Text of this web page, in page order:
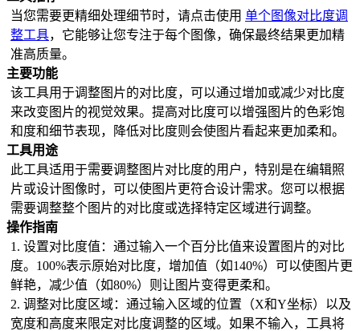
图片水印平铺
合并拼图
当您需要更精细处理细节时，请点击使用 单个图像对比度调
整工具，它能够让您专注于每个图像，确保最终结果更加精
准高质量。
主要功能
该工具用于调整图片的对比度，可以通过增加或减少对比度
来改变图片的视觉效果。提高对比度可以增强图片的色彩饱
和度和细节表现，降低对比度则会使图片看起来更加柔和。
工具用途
此工具适用于需要调整图片对比度的用户，特别是在编辑照
片或设计图像时，可以使图片更符合设计需求。您可以根据
需要调整整个图片的对比度或选择特定区域进行调整。
操作指南
1. 设置对比度值：通过输入一个百分比值来设置图片的对比
度。100%表示原始对比度，增加值（如140%）可以使图片更
鲜艳，减少值（如80%）则让图片变得更柔和。
2. 调整对比度区域：通过输入区域的位置（X和Y坐标）以及
宽度和高度来限定对比度调整的区域。如果不输入，工具将